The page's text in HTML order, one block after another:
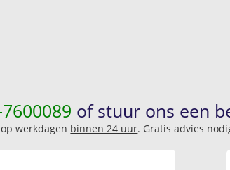
of stuur ons een
werkdagen binnen 24 uur. Gratis advies